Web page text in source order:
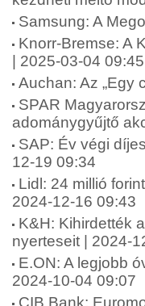
Samsung: A
Knorr-Bremse: A
| 2025-03-04 09:45
Auchan: Az „Egy
SPAR
adománygyűjtő
SAP: Év végi
12-19 09:34
Lidl: 24 millió
2024-12-16 09:43
K&H: Kihirdették
nyerteseit | 2024-
E.ON: A legjobb
2024-10-04 09:07
CIB Bank: